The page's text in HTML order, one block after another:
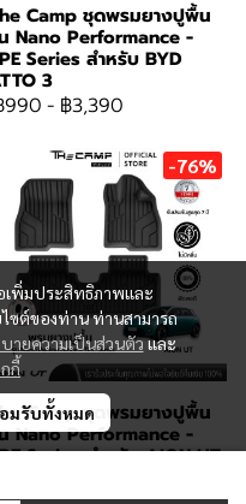
Camp ชุดพรมยางปูพื้น
Nano Performance -
Series สำหรับ BYD
3
990 - ฿3,390
-76%
Camp ชุดพรมยางปูพื้น
Nano Performance -
Series สำหรับ AION UT
เพิ่มประสิทธิภาพและ
ซต์ของท่าน ท่านสามารถ
บายความเป็นส่วนตัวและ
กี้
มรับทั้งหมด